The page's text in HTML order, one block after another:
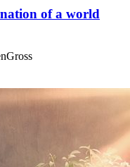
of a world